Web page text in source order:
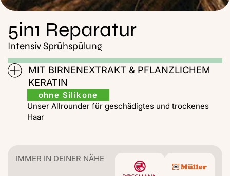
5in1 Reparatur
Intensiv Sprühspülung
MIT BIRNENEXTRAKT & PFLANZLICHEM
KERATIN
ohne Silikone
Unser Allrounder für geschädigtes und trockenes
Haar
IMMER IN DEINER NÄHE